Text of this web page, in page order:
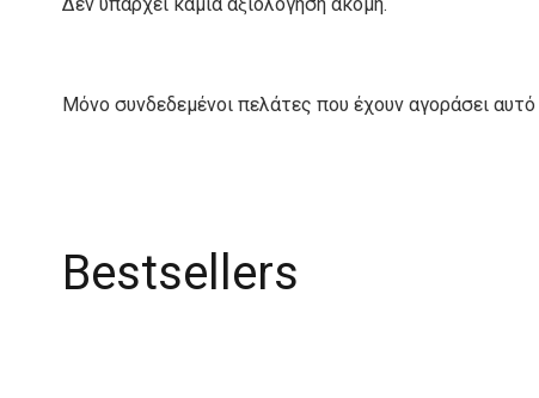
Μόνο συνδεδεμένοι πελάτες που έχουν αγοράσει
Bestsellers